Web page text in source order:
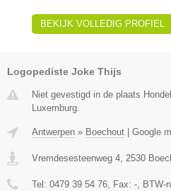
BEKIJK VOLLEDIG PROFIEL
Logopediste Joke Thijs
Niet gevestigd in de plaats
Luxemburg.
Antwerpen » Boechout Google
Vremdesesteenweg 4, 2530
Tel: 0479 39 54 76, Fax: -, BTW-